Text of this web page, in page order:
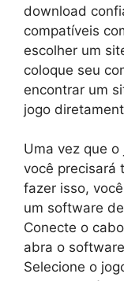
download
compatíveis
escolher um
coloque seu
encontrar um
jogo
Uma vez que
você precisará
fazer isso,
um software
Conecte o
abra o
Selecione o